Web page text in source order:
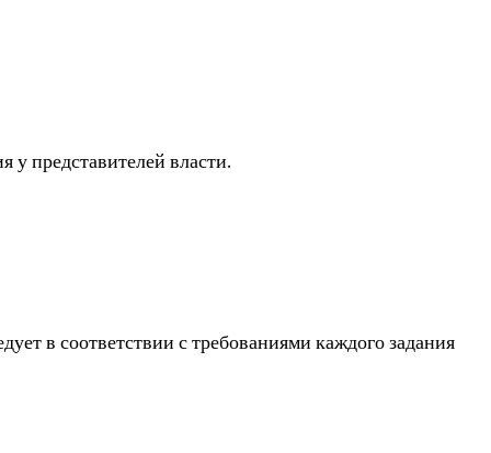
у представителей власти.
в соответствии с требованиями каждого задания